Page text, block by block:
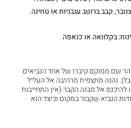
קבב ברוטב עגבניות או טחינה.
בקלוואה או כנאפה
שם ממוקם קיברו של אחד הנביאים
נהנה מתצפית מרהיבה אל העליל
להיכנס אל מבנה הקבר (אין התחייבות
הנביא שקבור במקום וכיצד הוא